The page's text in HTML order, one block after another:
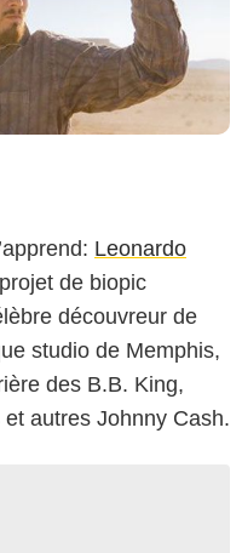
Leonardo
de biopic
découvreur de
studio de Memphis,
des B.B. King,
autres Johnny Cash.